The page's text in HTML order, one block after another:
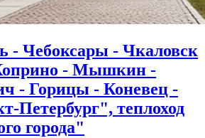
- Чебоксары - Чкаловск
- Мышкин -
- Горицы - Коневец -
Петербург", теплоход
города"